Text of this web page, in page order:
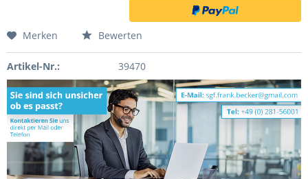
Merken Bewerten
Artikel-Nr.: 39470